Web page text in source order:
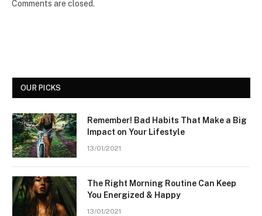
Comments are closed.
OUR PICKS
Remember! Bad Habits That Make a Big
Impact on Your Lifestyle
13/01/2021
The Right Morning Routine Can Keep
You Energized & Happy
13/01/2021